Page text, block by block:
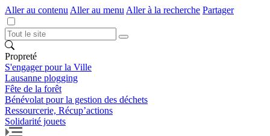
Aller au contenu Aller au menu Aller à la recherche Partager
Propreté
S'engager pour la Ville
Lausanne plogging
Fête de la forêt
Bénévolat pour la gestion des déchets
Ressourcerie, Récup’actions
Solidarité jouets